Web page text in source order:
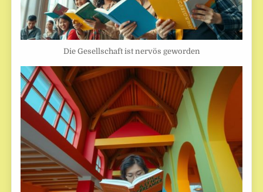
Die Gesellschaft ist nervös geworden